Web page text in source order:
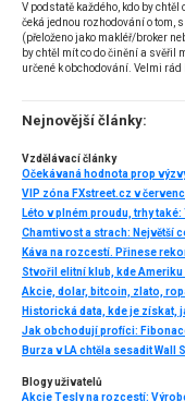
V podstatě každého, kdo by chtěl
čeká jednou rozhodování o tom,
(přeloženo jako makléř/broker
by chtěl mít co do činění a svěřil
určené k obchodování. Velmi
několik příkladů nejznámějších z
Nejnovější články:
Vzdělávací články
Očekávaná hodnota prop
VIP zóna FXstreet.cz v
Káva na rozcestí. Přinese
Akcie, dolar, bitcoin, zlato,
Blogy uživatelů
Akcie Tesly na rozcestí: